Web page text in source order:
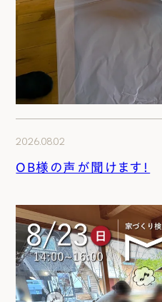
2026.08.02
OB様の声が聞けます！